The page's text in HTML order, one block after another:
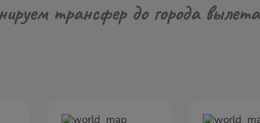
трансфер до города вылета